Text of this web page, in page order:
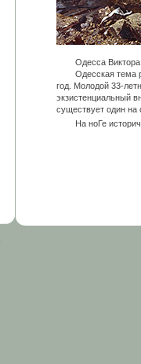
Одесса Виктора
Одесская тема
год. Молодой 33-
экзистенциальный
существует один на
На ноГе